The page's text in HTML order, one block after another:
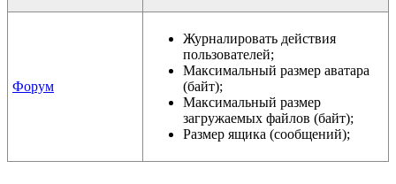
Форум
Журналировать действия
пользователей;
Максимальный размер аватара
(байт);
Максимальный размер
загружаемых файлов (байт);
Размер ящика (сообщений);